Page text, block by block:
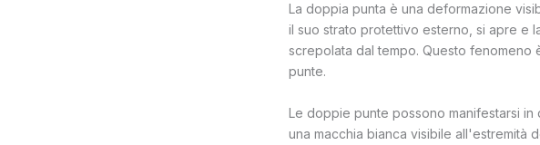
La doppia punta è una deformazione
il suo strato protettivo esterno, si apre e
screpolata dal tempo. Questo
punte.
Le doppie punte possono manifestarsi in
una macchia bianca visibile all'estremità